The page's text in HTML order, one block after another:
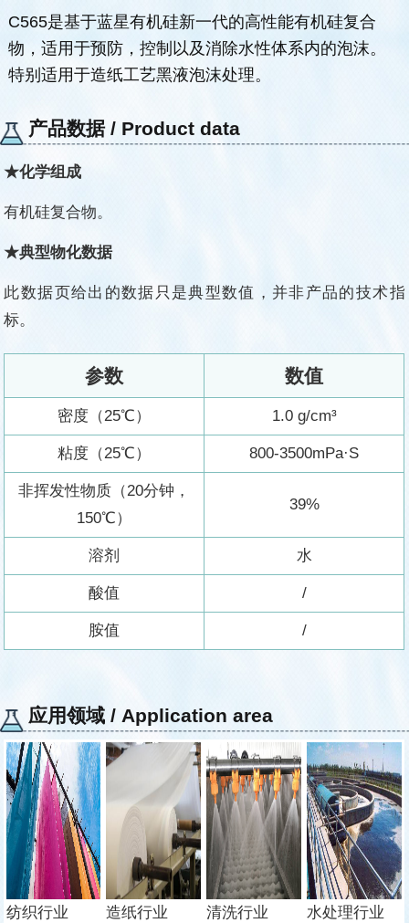
C565是基于蓝星有机硅新一代的高性能有机硅复合
物，适用于预防，控制以及消除水性体系内的泡沫。
特别适用于造纸工艺黑液泡沫处理。
产品数据 / Product data
★化学组成
有机硅复合物。
★典型物化数据
此数据页给出的数据只是典型数值，并非产品的技术指
标。
参数 数值
密度（25℃） 1.0 g/cm³
粘度（25℃） 800-3500mPa·S
非挥发性物质（20分钟，
150℃）
39%
溶剂 水
酸值 /
胺值 /
应用领域 / Application area
纺织行业 造纸行业 清洗行业 水处理行业